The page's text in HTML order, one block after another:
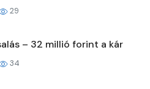
29
– 32 millió forint a kár
34